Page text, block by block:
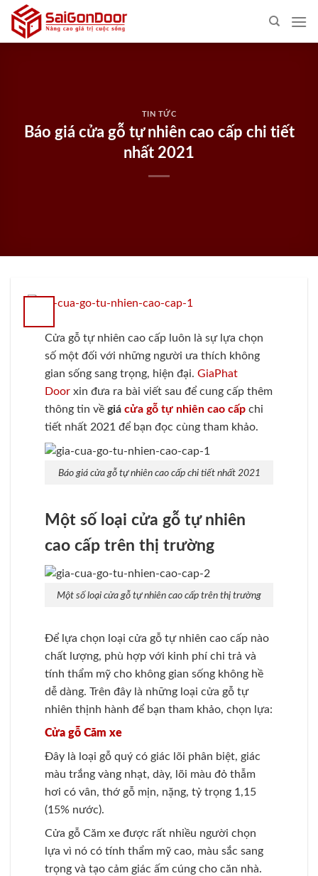
Skip
content
TIN TỨC
Báo giá cửa gỗ tự nhiên cao cấp chi tiết
nhất 2021
Cửa gỗ tự nhiên cao cấp luôn là sự lựa chọn
số một đối với những người ưa thích không
gian sống sang trọng, hiện đại. GiaPhat
Door xin đưa ra bài viết sau để cung cấp thêm
thông tin về giá cửa gỗ tự nhiên cao cấp chi
tiết nhất 2021 để bạn đọc cùng tham khảo.
Báo giá cửa gỗ tự nhiên cao cấp chi tiết nhất 2021
Một số loại cửa gỗ tự nhiên
cao cấp trên thị trường
Một số loại cửa gỗ tự nhiên cao cấp trên thị trường
Để lựa chọn loại cửa gỗ tự nhiên cao cấp nào
chất lượng, phù hợp với kinh phí chi trả và
tính thẩm mỹ cho không gian sống không hề
dễ dàng. Trên đây là những loại cửa gỗ tự
nhiên thịnh hành để bạn tham khảo, chọn lựa:
Cửa gỗ Căm xe
Đây là loại gỗ quý có giác lõi phân biệt, giác
màu trắng vàng nhạt, dày, lõi màu đỏ thẫm
hơi có vân, thớ gỗ mịn, nặng, tỷ trọng 1,15
(15% nước).
Cửa gỗ Căm xe được rất nhiều người chọn
lựa vì nó có tính thẩm mỹ cao, màu sắc sang
trọng và tạo cảm giác ấm cúng cho căn nhà.